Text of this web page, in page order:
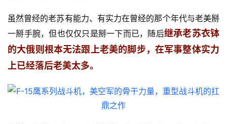
虽然曾经的老苏有能力、有实力在曾经的那个年代与老美掰
一掰手腕，但也仅仅只是掰一下而已，随后继承老苏衣钵
的大俄则根本无法跟上老美的脚步，在军事整体实力
上已经落后老美太多。